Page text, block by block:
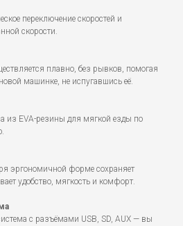
переключение скоростей и
скорости.
плавно, без рывков, помогая
машинке, не испугавшись её.
из EVA-резины для мягкой езды по
эргономичной форме сохраняет
удобство, мягкость и комфорт.
с разъёмами USB, SD, AUX — вы